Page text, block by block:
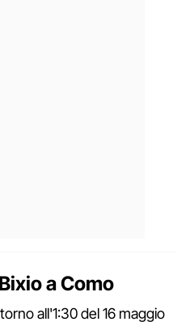
a Como
all'1:30 del 16 maggio